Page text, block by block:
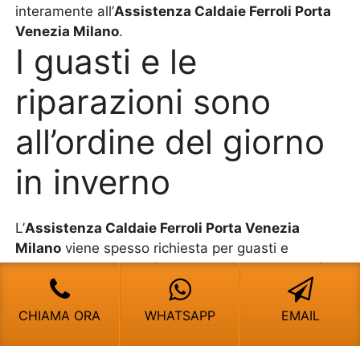
interamente all’Assistenza Caldaie Ferroli Porta
Venezia Milano.
I guasti e le
riparazioni sono
all’ordine del giorno
in inverno
L’Assistenza Caldaie Ferroli Porta Venezia
Milano viene spesso richiesta per guasti e
riparazione. In effetti è questo il motivo per cui è
nata l’Assistenza Caldaie Ferroli Porta Venezia
Milano perché i tecnici sono importanti per avere
CHIAMA ORA WHATSAPP EMAIL